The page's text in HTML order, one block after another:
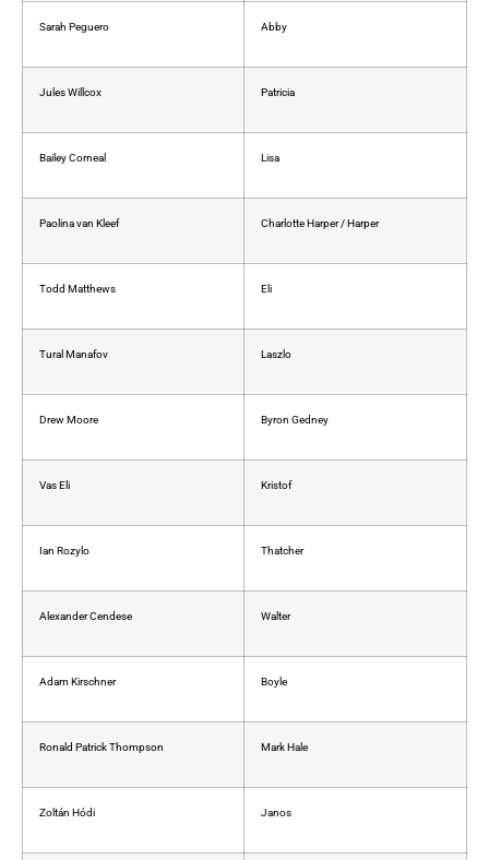
Sarah Peguero Abby
Jules Willcox Patricia
Bailey Corneal Lisa
Paolina van Kleef Charlotte Harper / Harper
Todd Matthews Eli
Tural Manafov Laszlo
Drew Moore Byron Gedney
Vas Eli Kristof
Ian Rozylo Thatcher
Alexander Cendese Walter
Adam Kirschner Boyle
Ronald Patrick Thompson Mark Hale
Zoltán Hódi Janos